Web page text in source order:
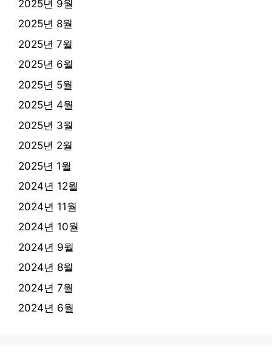
2025년 9월
2025년 8월
2025년 7월
2025년 6월
2025년 5월
2025년 4월
2025년 3월
2025년 2월
2025년 1월
2024년 12월
2024년 11월
2024년 10월
2024년 9월
2024년 8월
2024년 7월
2024년 6월